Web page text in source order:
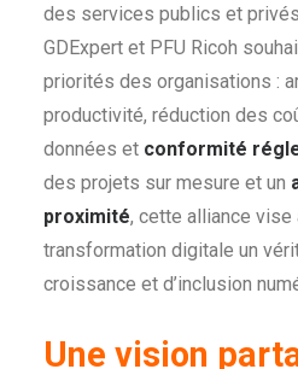
des services publics et
GDExpert et PFU Ricoh
priorités des organisations :
productivité, réduction des
données et conformité
des projets sur mesure et un
proximité, cette alliance vise
transformation digitale un
croissance et d’inclusion
Une vision